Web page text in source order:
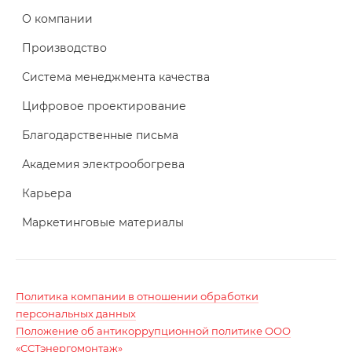
О компании
Производство
Система менеджмента качества
Цифровое проектирование
Благодарственные письма
Академия электрообогрева
Карьера
Маркетинговые материалы
Политика компании в отношении обработки
персональных данных
Положение об антикоррупционной политике ООО
«ССТэнергомонтаж»